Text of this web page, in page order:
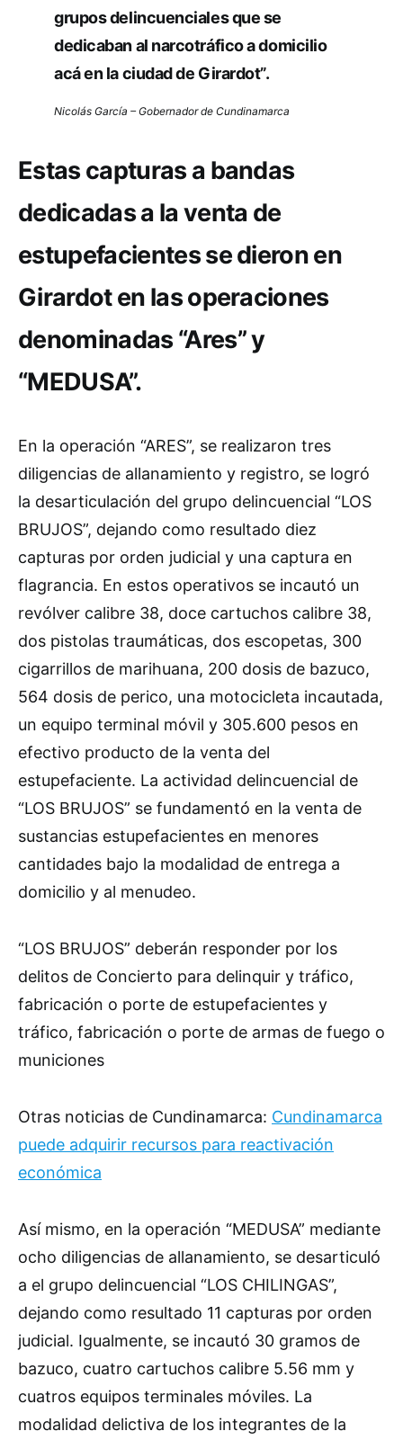
grupos delincuenciales que se
dedicaban al narcotráfico a domicilio
acá en la ciudad de Girardot”.
Nicolás García – Gobernador de Cundinamarca
Estas capturas a bandas
dedicadas a la venta de
estupefacientes se dieron en
Girardot en las operaciones
denominadas “Ares” y
“MEDUSA”.
En la operación “ARES”, se realizaron tres
diligencias de allanamiento y registro, se logró
la desarticulación del grupo delincuencial “LOS
BRUJOS”, dejando como resultado diez
capturas por orden judicial y una captura en
flagrancia. En estos operativos se incautó un
revólver calibre 38, doce cartuchos calibre 38,
dos pistolas traumáticas, dos escopetas, 300
cigarrillos de marihuana, 200 dosis de bazuco,
564 dosis de perico, una motocicleta incautada,
un equipo terminal móvil y 305.600 pesos en
efectivo producto de la venta del
estupefaciente. La actividad delincuencial de
“LOS BRUJOS” se fundamentó en la venta de
sustancias estupefacientes en menores
cantidades bajo la modalidad de entrega a
domicilio y al menudeo.
“LOS BRUJOS” deberán responder por los
delitos de Concierto para delinquir y tráfico,
fabricación o porte de estupefacientes y
tráfico, fabricación o porte de armas de fuego o
municiones
Otras noticias de Cundinamarca: Cundinamarca
puede adquirir recursos para reactivación
económica
Así mismo, en la operación “MEDUSA” mediante
ocho diligencias de allanamiento, se desarticuló
a el grupo delincuencial “LOS CHILINGAS”,
dejando como resultado 11 capturas por orden
judicial. Igualmente, se incautó 30 gramos de
bazuco, cuatro cartuchos calibre 5.56 mm y
cuatros equipos terminales móviles. La
modalidad delictiva de los integrantes de la